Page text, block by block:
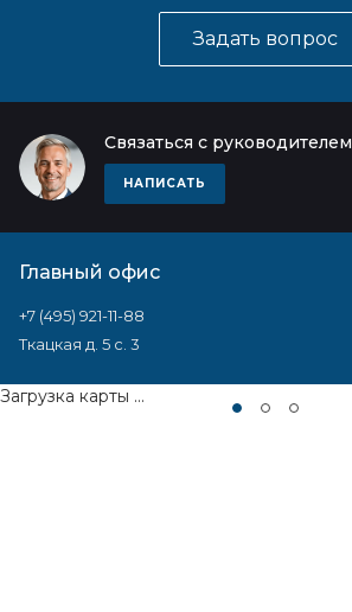
Задать вопрос
Связаться с руководителем
НАПИСАТЬ
Главный офис
+7 (495) 921-11-88
Ткацкая д. 5 с. 3
Загрузка карты ...